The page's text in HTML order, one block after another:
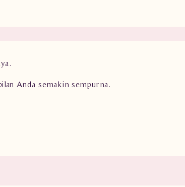
Anda semakin sempurna.